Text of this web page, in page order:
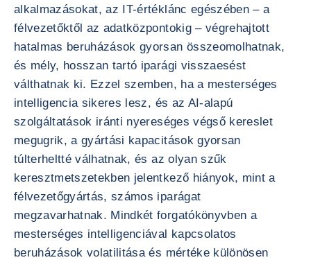
alkalmazásokat, az IT-értéklánc egészében – a
félvezetőktől az adatközpontokig – végrehajtott
hatalmas beruházások gyorsan összeomolhatnak,
és mély, hosszan tartó iparági visszaesést
válthatnak ki. Ezzel szemben, ha a mesterséges
intelligencia sikeres lesz, és az AI-alapú
szolgáltatások iránti nyereséges végső kereslet
megugrik, a gyártási kapacitások gyorsan
túlterheltté válhatnak, és az olyan szűk
keresztmetszetekben jelentkező hiányok, mint a
félvezetőgyártás, számos iparágat
megzavarhatnak. Mindkét forgatókönyvben a
mesterséges intelligenciával kapcsolatos
beruházások volatilitása és mértéke különösen